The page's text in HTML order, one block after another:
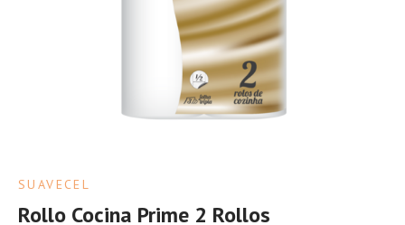
SUAVECEL
Rollo Cocina Prime 2 Rollos